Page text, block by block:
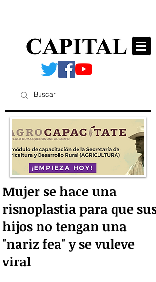
Mujer se hace una
risnoplastia para que sus
hijos no tengan una
"nariz fea" y se vuleve
viral